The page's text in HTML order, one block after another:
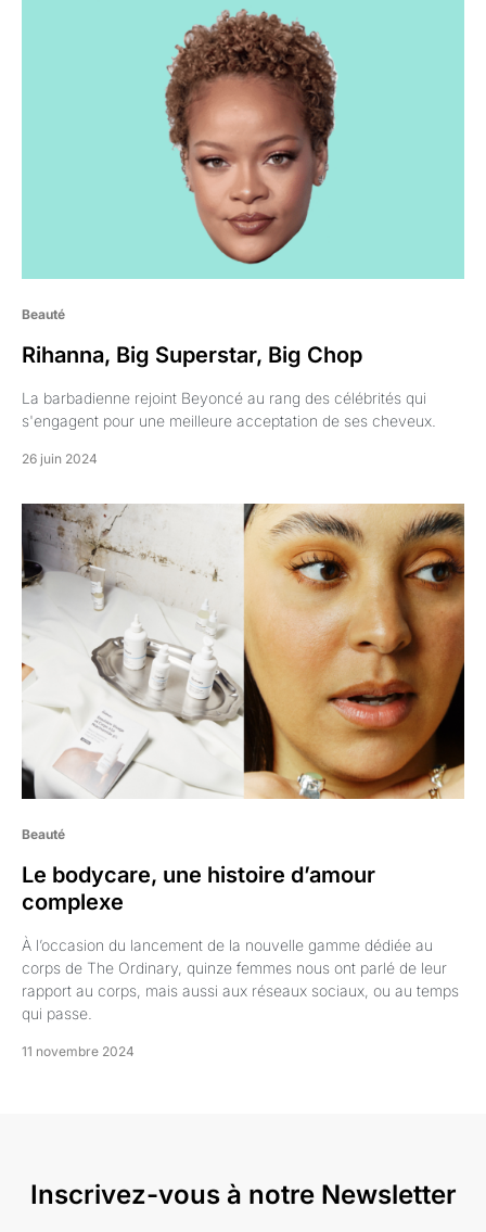
Beauté
Rihanna, Big Superstar, Big Chop
La barbadienne rejoint Beyoncé au rang des célébrités qui
s'engagent pour une meilleure acceptation de ses cheveux.
26 juin 2024
Beauté
Le bodycare, une histoire d’amour
complexe
À l’occasion du lancement de la nouvelle gamme dédiée au
corps de The Ordinary, quinze femmes nous ont parlé de leur
rapport au corps, mais aussi aux réseaux sociaux, ou au temps
qui passe.
11 novembre 2024
Inscrivez-vous à notre Newsletter